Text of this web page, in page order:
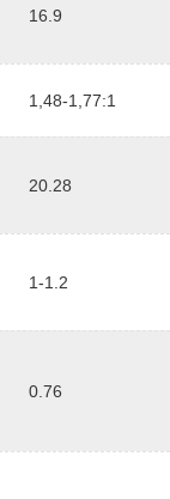
16.9
1,48-1,77:1
20.28
1-1.2
0.76